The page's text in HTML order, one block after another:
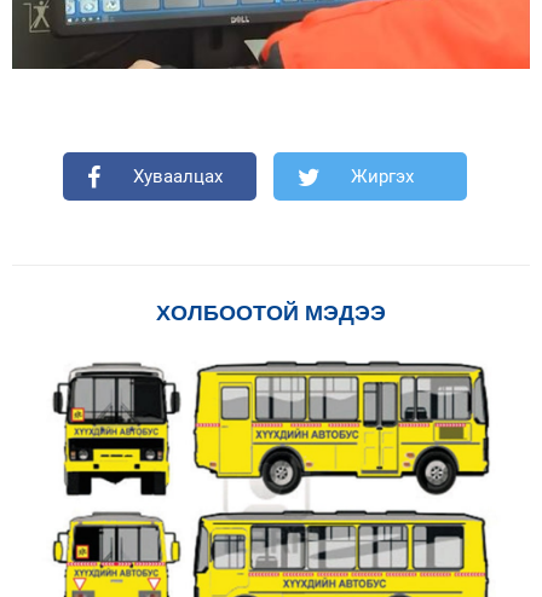
Хуваалцах Жиргэх
ХОЛБООТОЙ МЭДЭЭ